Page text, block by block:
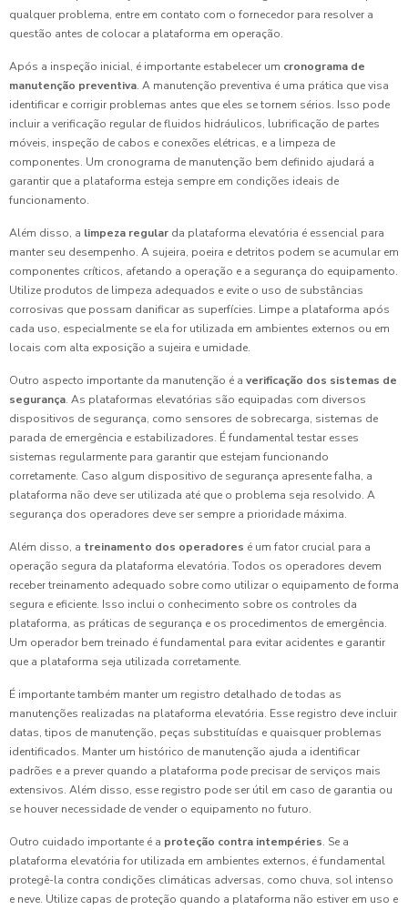
qualquer problema, entre em contato com o fornecedor para resolver a
questão antes de colocar a plataforma em operação.
Após a inspeção inicial, é importante estabelecer um cronograma de
manutenção preventiva. A manutenção preventiva é uma prática que visa
identificar e corrigir problemas antes que eles se tornem sérios. Isso pode
incluir a verificação regular de fluidos hidráulicos, lubrificação de partes
móveis, inspeção de cabos e conexões elétricas, e a limpeza de
componentes. Um cronograma de manutenção bem definido ajudará a
garantir que a plataforma esteja sempre em condições ideais de
funcionamento.
Além disso, a limpeza regular da plataforma elevatória é essencial para
manter seu desempenho. A sujeira, poeira e detritos podem se acumular em
componentes críticos, afetando a operação e a segurança do equipamento.
Utilize produtos de limpeza adequados e evite o uso de substâncias
corrosivas que possam danificar as superfícies. Limpe a plataforma após
cada uso, especialmente se ela for utilizada em ambientes externos ou em
locais com alta exposição a sujeira e umidade.
Outro aspecto importante da manutenção é a verificação dos sistemas de
segurança. As plataformas elevatórias são equipadas com diversos
dispositivos de segurança, como sensores de sobrecarga, sistemas de
parada de emergência e estabilizadores. É fundamental testar esses
sistemas regularmente para garantir que estejam funcionando
corretamente. Caso algum dispositivo de segurança apresente falha, a
plataforma não deve ser utilizada até que o problema seja resolvido. A
segurança dos operadores deve ser sempre a prioridade máxima.
Além disso, a treinamento dos operadores é um fator crucial para a
operação segura da plataforma elevatória. Todos os operadores devem
receber treinamento adequado sobre como utilizar o equipamento de forma
segura e eficiente. Isso inclui o conhecimento sobre os controles da
plataforma, as práticas de segurança e os procedimentos de emergência.
Um operador bem treinado é fundamental para evitar acidentes e garantir
que a plataforma seja utilizada corretamente.
É importante também manter um registro detalhado de todas as
manutenções realizadas na plataforma elevatória. Esse registro deve incluir
datas, tipos de manutenção, peças substituídas e quaisquer problemas
identificados. Manter um histórico de manutenção ajuda a identificar
padrões e a prever quando a plataforma pode precisar de serviços mais
extensivos. Além disso, esse registro pode ser útil em caso de garantia ou
se houver necessidade de vender o equipamento no futuro.
Outro cuidado importante é a proteção contra intempéries. Se a
plataforma elevatória for utilizada em ambientes externos, é fundamental
protegê-la contra condições climáticas adversas, como chuva, sol intenso
e neve. Utilize capas de proteção quando a plataforma não estiver em uso e